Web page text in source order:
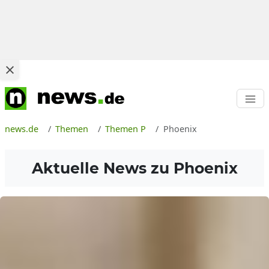
news.de Themen Themen P Phoenix
Aktuelle News zu Phoenix